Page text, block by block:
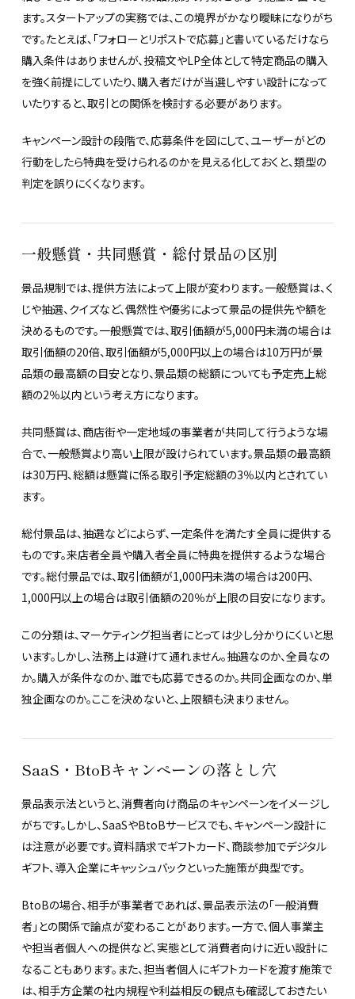
ます。スタートアップの実務では、この境界がかなり曖昧になりがち
です。たとえば、「フォローとリポストで応募」と書いているだけなら
購入条件はありませんが、投稿文やLP全体として特定商品の購入
を強く前提にしていたり、購入者だけが当選しやすい設計になって
いたりすると、取引との関係を検討する必要があります。
キャンペーン設計の段階で、応募条件を図にして、ユーザーがどの
行動をしたら特典を受けられるのかを見える化しておくと、類型の
判定を誤りにくくなります。
一般懸賞・共同懸賞・総付景品の区別
景品規制では、提供方法によって上限が変わります。一般懸賞は、く
じや抽選、クイズなど、偶然性や優劣によって景品の提供先や額を
決めるものです。一般懸賞では、取引価額が5,000円未満の場合は
取引価額の20倍、取引価額が5,000円以上の場合は10万円が景
品類の最高額の目安となり、景品類の総額についても予定売上総
額の2％以内という考え方になります。
共同懸賞は、商店街や一定地域の事業者が共同して行うような場
合で、一般懸賞より高い上限が設けられています。景品類の最高額
は30万円、総額は懸賞に係る取引予定総額の3％以内とされてい
ます。
総付景品は、抽選などによらず、一定条件を満たす全員に提供する
ものです。来店者全員や購入者全員に特典を提供するような場合
です。総付景品では、取引価額が1,000円未満の場合は200円、
1,000円以上の場合は取引価額の20％が上限の目安になります。
この分類は、マーケティング担当者にとっては少し分かりにくいと思
います。しかし、法務上は避けて通れません。抽選なのか、全員なの
か。購入が条件なのか、誰でも応募できるのか。共同企画なのか、単
独企画なのか。ここを決めないと、上限額も決まりません。
SaaS・BtoBキャンペーンの落とし穴
景品表示法というと、消費者向け商品のキャンペーンをイメージし
がちです。しかし、SaaSやBtoBサービスでも、キャンペーン設計に
は注意が必要です。資料請求でギフトカード、商談参加でデジタル
ギフト、導入企業にキャッシュバックといった施策が典型です。
BtoBの場合、相手が事業者であれば、景品表示法の「一般消費
者」との関係で論点が変わることがあります。一方で、個人事業主
や担当者個人への提供など、実態として消費者向けに近い設計に
なることもあります。また、担当者個人にギフトカードを渡す施策で
は、相手方企業の社内規程や利益相反の観点も確認しておきたい